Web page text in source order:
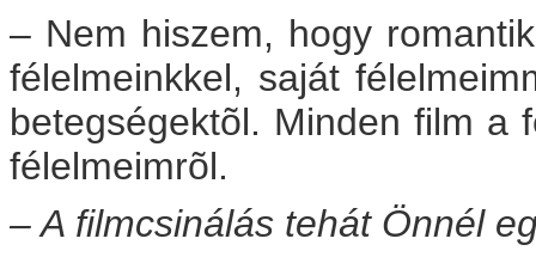
– Nem hiszem, hogy
félelmeinkkel, saját
betegségektõl. Minden film a
félelmeimrõl.
– A filmcsinálás tehát Önnél